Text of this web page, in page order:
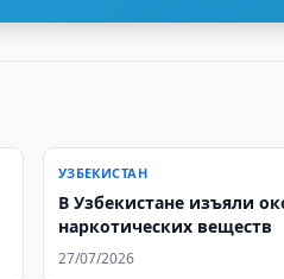
УЗБЕКИСТАН
В Узбекистане изъяли
наркотических веществ
27/07/2026